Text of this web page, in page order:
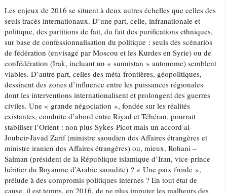
Les enjeux de 2016 se situent à deux autres échelles que celles des
seuls tracés internationaux. D’une part, celle, infranationale et
politique, des partitions de fait, du fait des purifications ethniques,
sur base de confessionnalisation du politique : seuls des scénarios
de fédération (envisagé par Moscou et les Kurdes en Syrie) ou de
confédération (Irak, incluant un « sunnistan » autonome) semblent
viables. D’autre part, celles des méta-frontières, géopolitiques,
dessinent des zones d’influence entre les puissances régionales
dont les interventions internationalisent et prolongent des guerres
civiles. Une « grande négociation », fondée sur les réalités
existantes, conduite d’abord entre Riyad et Téhéran, pourrait
stabiliser l’Orient : non plus Sykes-Picot mais un accord al-
Joubeir-Javad Zarif (ministre saoudien des Affaires étrangères et
ministre iranien des Affaires étrangères) ou, mieux, Rohani –
Salman (président de la République islamique d’Iran, vice-prince
héritier du Royaume d’Arabie saoudite) ? « Une paix froide »,
prélude à des compromis politiques internes ? En tout état de
cause, il est temps, en 2016, de ne plus imputer les malheurs des